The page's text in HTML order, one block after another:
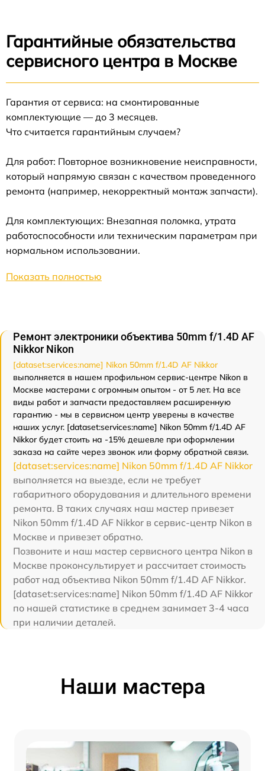
Гарантийные обязательства
сервисного центра в Москве
Гарантия от сервиса: на смонтированные
комплектующие — до 3 месяцев.
Что считается гарантийным случаем?
Для работ: Повторное возникновение неисправности,
который напрямую связан с качеством проведенного
ремонта (например, некорректный монтаж запчасти).
Для комплектующих: Внезапная поломка, утрата
работоспособности или техническим параметрам при
нормальном использовании.
Показать полностью
Ремонт электроники объектива 50mm f/1.4D AF
Nikkor Nikon
[dataset:services:name] Nikon 50mm f/1.4D AF Nikkor
выполняется в нашем профильном сервис-центре Nikon в
Москве мастерами с огромным опытом - от 5 лет. На все
виды работ и запчасти предоставляем расширенную
гарантию - мы в сервисном центр уверены в качестве
наших услуг. [dataset:services:name] Nikon 50mm f/1.4D AF
Nikkor будет стоить на -15% дешевле при оформлении
заказа на сайте через звонок или форму обратной связи.
[dataset:services:name] Nikon 50mm f/1.4D AF Nikkor
выполняется на выезде, если не требует
габаритного оборудования и длительного времени
ремонта. В таких случаях наш мастер привезет
Nikon 50mm f/1.4D AF Nikkor в сервис-центр Nikon в
Москве и привезет обратно.
Позвоните и наш мастер сервисного центра Nikon в
Москве проконсультирует и рассчитает стоимость
работ над объектива Nikon 50mm f/1.4D AF Nikkor.
[dataset:services:name] Nikon 50mm f/1.4D AF Nikkor
по нашей статистике в среднем занимает 3-4 часа
при наличии деталей.
Наши мастера